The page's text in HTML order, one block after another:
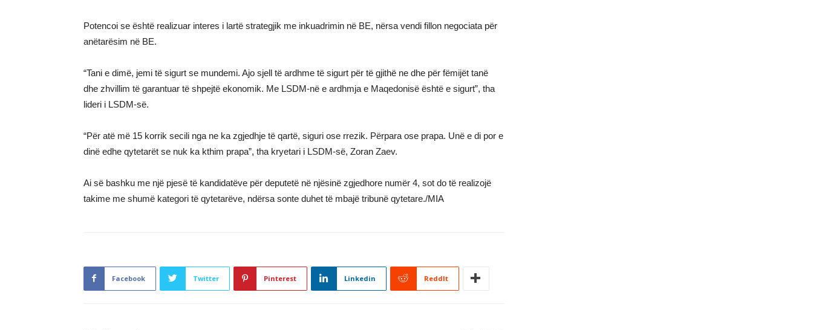
Potencoi se është realizuar interes i lartë strategjik me inkuadrimin në BE, nërsa vendi fillon negociata për
anëtarësim në BE.
“Tani e dimë, jemi të sigurt se mundemi. Ajo sjell të ardhme të sigurt për të gjithë ne dhe për fëmijët tanë
dhe zhvillim të garantuar të shpejtë ekonomik. Me LSDM-në e ardhmja e Maqedonisë është e sigurt”, tha
lideri i LSDM-së.
“Për atë më 15 korrik secili nga ne ka zgjedhje të qartë, siguri ose rrezik. Përpara ose prapa. Unë e di por e
dinë edhe qytetarët se nuk ka kthim prapa”, tha kryetari i LSDM-së, Zoran Zaev.
Ai së bashku me një pjesë të kandidatëve për deputetë në njësinë zgjedhore numër 4, sot do të realizojë
takime me shumë kategori të qytetarëve, ndërsa sonte duhet të mbajë tribunë qytetare./MIA
Facebook Twitter Pinterest Linkedin ReddIt